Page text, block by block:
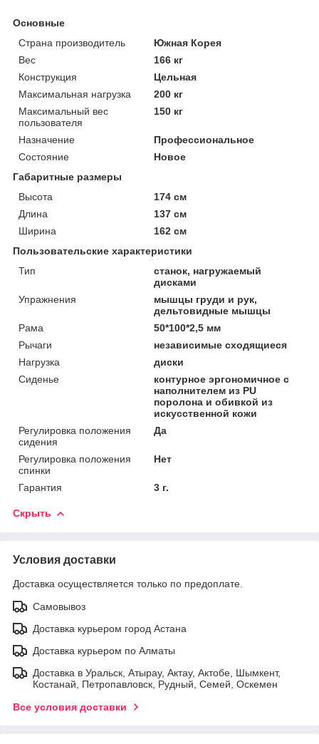
Основные
Страна производитель
Южная Корея
Вес
166 кг
Конструкция
Цельная
Максимальная нагрузка
200 кг
Максимальный вес
пользователя
150 кг
Назначение
Профессиональное
Состояние
Новое
Габаритные размеры
Высота
174 см
Длина
137 см
Ширина
162 см
Пользовательские характеристики
Тип
станок, нагружаемый
дисками
Упражнения
мышцы груди и рук,
дельтовидные мышцы
Рама
50*100*2,5 мм
Рычаги
независимые сходящиеся
Нагрузка
диски
Сиденье
контурное эргономичное с
наполнителем из PU
поролона и обивкой из
искусственной кожи
Регулировка положения
сидения
Да
Регулировка положения
спинки
Нет
Гарантия 3 г.
Скрыть
Условия доставки
Доставка осуществляется только по предоплате.
Самовывоз
Доставка курьером город Астана
Доставка курьером по Алматы
Доставка в Уральск, Атырау, Актау, Актобе, Шымкент,
Костанай, Петропавловск, Рудный, Семей, Оскемен
Все условия доставки